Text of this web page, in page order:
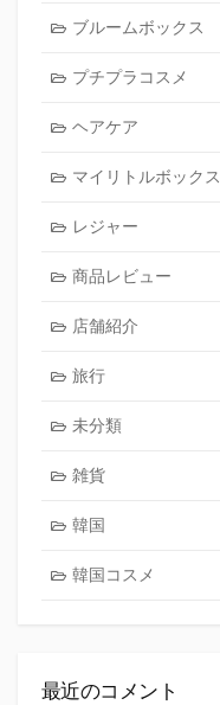
ブルームボックス
プチプラコスメ
ヘアケア
マイリトルボックス
レジャー
商品レビュー
店舗紹介
旅行
未分類
雑貨
韓国
韓国コスメ
最近のコメント